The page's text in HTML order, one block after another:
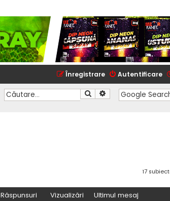
Autentificare
Înregistrare
CăutareCăutare avansată
17
Răspunsuri Vizualizări Ultimul mesaj